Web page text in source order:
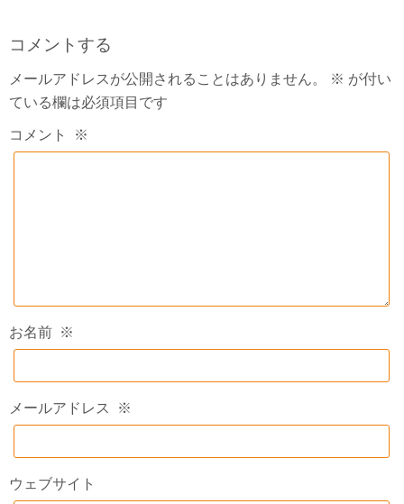
コメントする
メールアドレスが公開されることはありません。 ※ が付い
ている欄は必須項目です
コメント ※
お名前 ※
メールアドレス ※
ウェブサイト